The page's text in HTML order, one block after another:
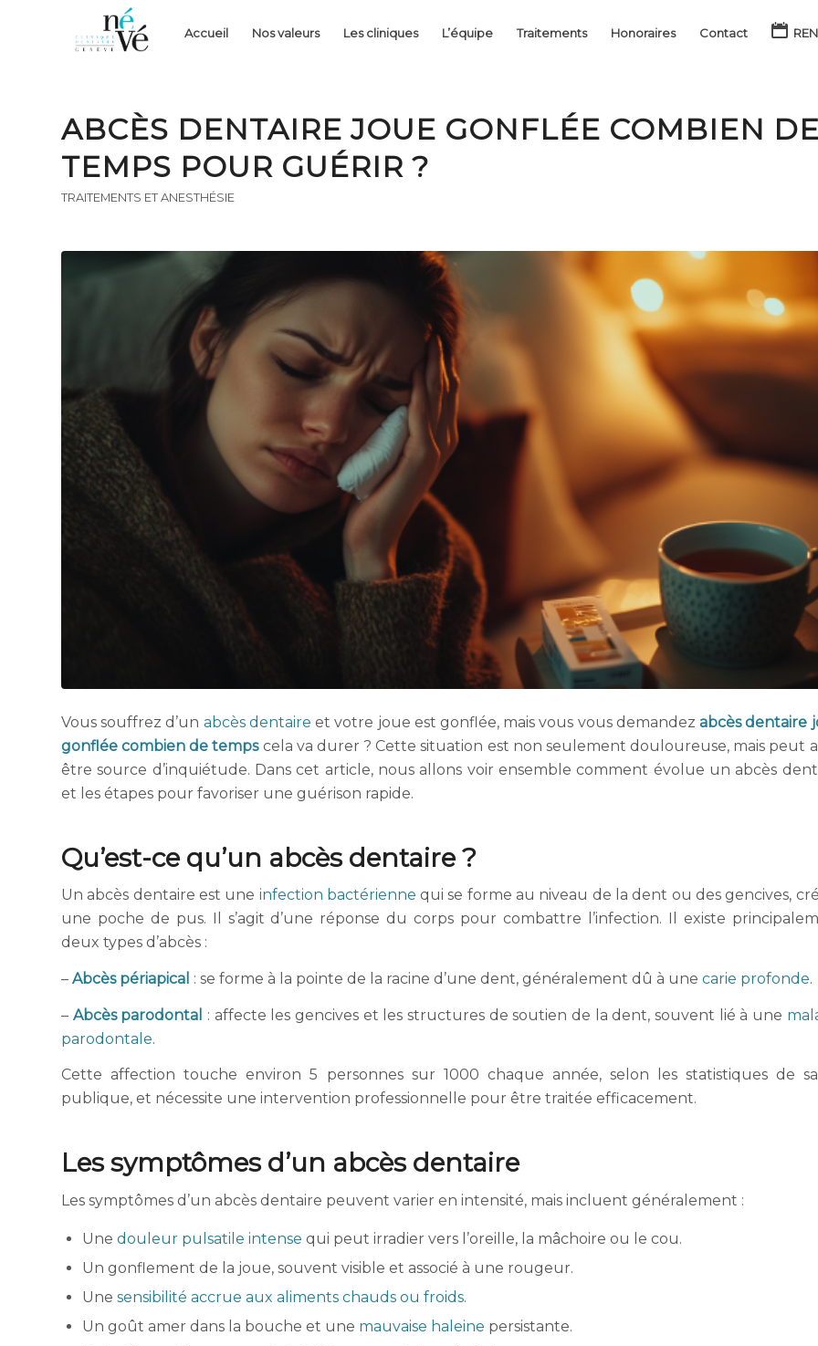
Accueil Nos valeurs Les cliniques L’équipe Traitements Honoraires Contact
ABCÈS DENTAIRE JOUE GONFLÉE COMBIEN DE
TEMPS POUR GUÉRIR ?
TRAITEMENTS ET ANESTHÉSIE
Vous souffrez d’un abcès dentaire et votre joue est gonflée, mais vous vous demandezabcès dentaire
gonflée combien de tempscela va durer ? Cette situation est non seulement douloureuse, mais peut
être source d’inquiétude. Dans cet article, nous allons voir ensemble comment évolue un abcès
et les étapes pour favoriser une guérison rapide.
Qu’est-ce qu’un abcès dentaire ?
Un abcès dentaire est une infection bactérienne qui se forme au niveau de la dent ou des gencives,
une poche de pus. Il s’agit d’une réponse du corps pour combattre l’infection. Il existe
deux types d’abcès :
– Abcès périapical : se forme à la pointe de la racine d’une dent, généralement dû à une carie profonde.
– Abcès parodontal : affecte les gencives et les structures de soutien de la dent, souvent lié à une
parodontale.
Cette affection touche environ 5 personnes sur 1000 chaque année, selon les statistiques de
publique, et nécessite une intervention professionnelle pour être traitée efficacement.
Les symptômes d’un abcès dentaire
Les symptômes d’un abcès dentaire peuvent varier en intensité, mais incluent généralement :
Une douleur pulsatile intense qui peut irradier vers l’oreille, la mâchoire ou le cou.
Un gonflement de la joue, souvent visible et associé à une rougeur.
Une sensibilité accrue aux aliments chauds ou froids.
Un goût amer dans la bouche et une mauvaise haleine persistante.